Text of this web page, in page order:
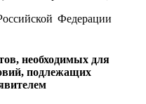
Федерации
необходимых для
подлежащих